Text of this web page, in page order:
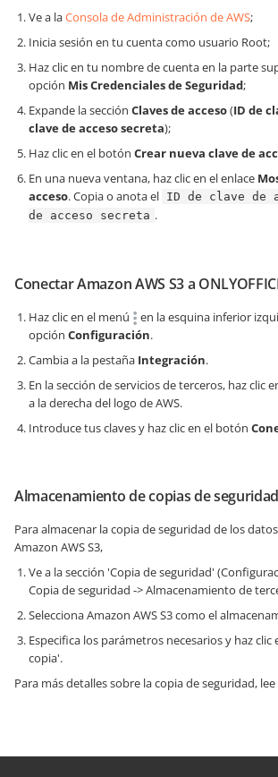
Ve a laConsola de Administración de AWS;
Inicia sesión en tu cuenta como usuario Root;
Haz clic en tu nombre de cuenta en la parte
opción Mis Credenciales de Seguridad;
Expande la sección Claves de acceso(ID de
clave de acceso secreta);
Haz clic en el botón Crear nueva clave de
En una nueva ventana, haz clic en el enlace
acceso. Copia o anota el ID de clave de
de acceso secreta .
Conectar Amazon AWS S3 a
Haz clic en el menú
en la esquina inferior
opción Configuración.
Cambia a la pestaña Integración.
En la sección de servicios de terceros, haz clic
a la derecha del logo de AWS.
Introduce tus claves y haz clic en el botón
Almacenamiento de copias de seguridad
Para almacenar la copia de seguridad de los
Amazon AWS S3,
Ve a la sección 'Copia de seguridad'
Copia de seguridad -> Almacenamiento de
Selecciona Amazon AWS S3 como el
Especifica los parámetros necesarios y haz
copia'.
Para más detalles sobre la copia de seguridad,